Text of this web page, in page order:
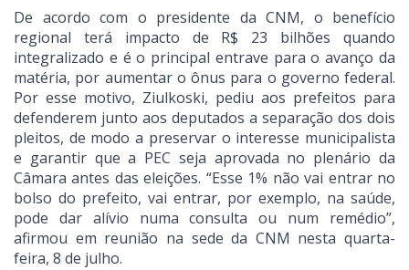
De acordo com o presidente da CNM, o benefício
regional terá impacto de R$ 23 bilhões quando
integralizado e é o principal entrave para o avanço da
matéria, por aumentar o ônus para o governo federal.
Por esse motivo, Ziulkoski, pediu aos prefeitos para
defenderem junto aos deputados a separação dos dois
pleitos, de modo a preservar o interesse municipalista
e garantir que a PEC seja aprovada no plenário da
Câmara antes das eleições. “Esse 1% não vai entrar no
bolso do prefeito, vai entrar, por exemplo, na saúde,
pode dar alívio numa consulta ou num remédio”,
afirmou em reunião na sede da CNM nesta quarta-
feira, 8 de julho.